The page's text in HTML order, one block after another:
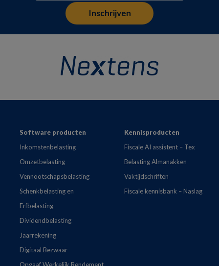
FooterSoftware producten
Inkomstenbelasting
Omzetbelasting
Vennootschapsbelasting
Schenkbelasting en
Erfbelasting
Dividendbelasting
Jaarrekening
Digitaal Bezwaar
Opgaaf Werkelijk Rendement
Kennisproducten
Fiscale AI assistent – Tex
Belasting Almanakken
Vaktijdschriften
Fiscale kennisbank – Naslag